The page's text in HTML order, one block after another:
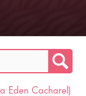
Eden Cacharel)